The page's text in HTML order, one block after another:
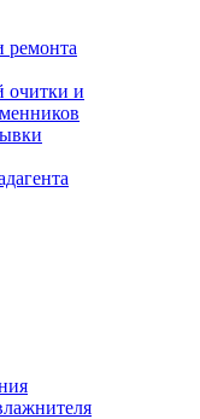
ремонта
очитки и